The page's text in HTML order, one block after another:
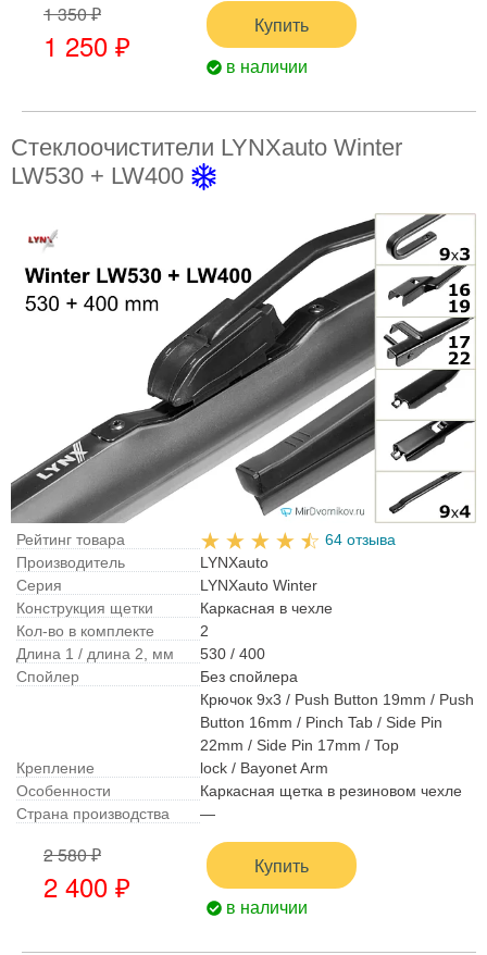
1 350 ₽
1 250 ₽
Купить
в наличии
Стеклоочистители LYNXauto Winter
LW530 + LW400
Рейтинг товара
64 отзыва
Производитель
LYNXauto
Серия
LYNXauto Winter
Конструкция щетки
Каркасная в чехле
Кол-во в комплекте
2
Длина 1 / длина 2, мм
530 / 400
Спойлер
Без спойлера
Крепление
Крючок 9x3 / Push Button 19mm / Push
Button 16mm / Pinch Tab / Side Pin
22mm / Side Pin 17mm / Top
lock / Bayonet Arm
Особенности
Каркасная щетка в резиновом чехле
Страна производства
—
2 580 ₽
2 400 ₽
Купить
в наличии